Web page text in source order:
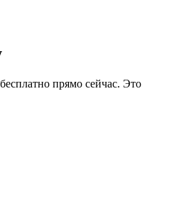
прямо сейчас. Это